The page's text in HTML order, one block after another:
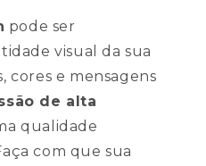
pode ser
visual da sua
cores e mensagens
de alta
qualidade
com que sua